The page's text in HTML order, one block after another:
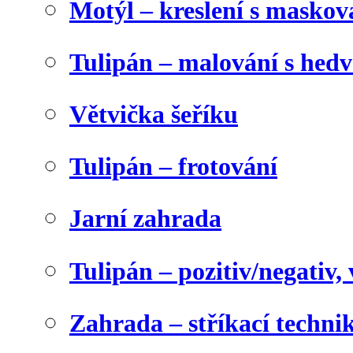
Motýl – kreslení s
Tulipán – malování s
Větvička šeříku
Tulipán – frotování
Jarní zahrada
Tulipán – pozitiv/negativ,
Zahrada – stříkací